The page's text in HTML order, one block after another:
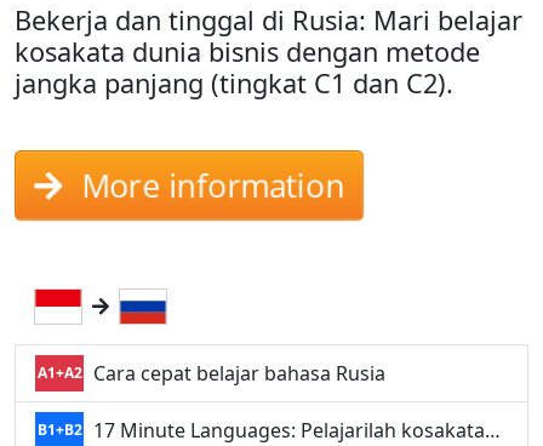
Bekerja dan tinggal di Rusia: Mari belajar
kosakata dunia bisnis dengan metode
jangka panjang (tingkat C1 dan C2).
More information
A1+A2 Cara cepat belajar bahasa Rusia
B1+B2 17 Minute Languages: Pelajarilah kosakata…